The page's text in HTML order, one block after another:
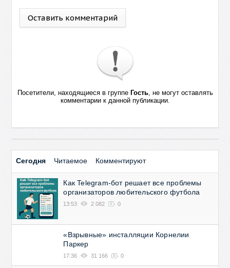
Оставить комментарий
Посетители, находящиеся в группе Гость, не могут оставлять
комментарии к данной публикации.
Сегодня Читаемое Комментируют
Как Telegram-бот решает все проблемы
организаторов любительского футбола
13:53 2 082 0
«Взрывные» инсталляции Корнелии
Паркер
17:36 31 166 0